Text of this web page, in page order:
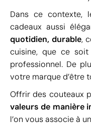
Dans ce contexte,
cadeaux aussi
quotidien, durable,
cuisine, que ce
professionnel. De
votre marque d’être
Offrir des couteaux
valeurs de manière
l’on vous associe à